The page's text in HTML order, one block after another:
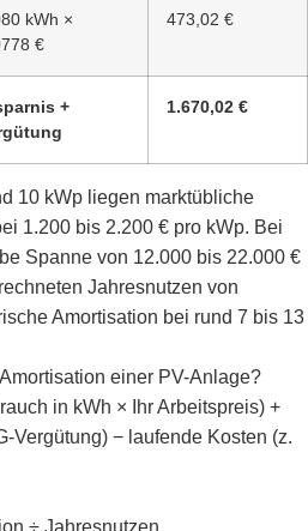
kWh ×
€
473,02 €
+
1.670,02 €
10 kWp liegen marktübliche
1.200 bis 2.200 € pro kWp. Bei
Spanne von 12.000 bis 22.000 €
Jahresnutzen von
Amortisation bei rund 7 bis 13
einer PV-Anlage?
in kWh × Ihr Arbeitspreis) +
Vergütung) − laufende Kosten (z.
÷ Jahresnutzen